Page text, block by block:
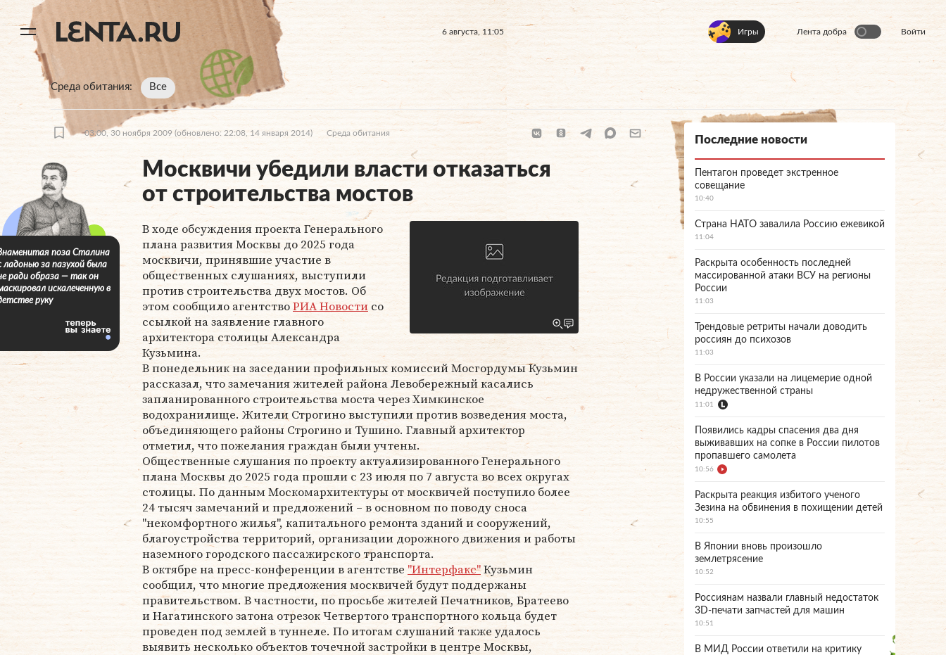
6 августа, 11:05 Игры Лента добра Войти
Среда обитания Все
03:00, 30 ноября 2009 (обновлено: 22:08, 14 января 2014) Среда обитания
Москвичи убедили власти отказаться
от строительства мостов
В ходе обсуждения проекта Генерального
плана развития Москвы до 2025 года
москвичи, принявшие участие в
общественных слушаниях, выступили
против строительства двух мостов. Об
этом сообщило агентствоРИА Новости со
ссылкой на заявление главного
архитектора столицы Александра
Кузьмина.
В понедельник на заседании профильных комиссий Мосгордумы Кузьмин
рассказал, что замечания жителей района Левобережный касались
запланированного строительства моста через Химкинское
водохранилище. Жители Строгино выступили против возведения моста,
объединяющего районы Строгино и Тушино. Главный архитектор
отметил, что пожелания граждан были учтены.
Общественные слушания по проекту актуализированного Генерального
плана Москвы до 2025 года прошли с 23 июля по 7 августа во всех округах
столицы. По данным Москомархитектуры от москвичей поступило более
24 тысяч замечаний и предложений – в основном по поводу сноса
"некомфортного жилья", капитального ремонта зданий и сооружений,
благоустройства территорий, организации дорожного движения и работы
наземного городского пассажирского транспорта.
В октябре на пресс-конференции в агентстве "Интерфакс"Кузьмин
сообщил, что многие предложения москвичей будут поддержаны
правительством. В частности, по просьбе жителей Печатников, Братеево
и Нагатинского затона отрезок Четвертого транспортного кольца будет
проведен под землей в туннеле. По итогам слушаний также удалось
выявить несколько объектов точечной застройки в центре Москвы,
поза Сталина
ладонью за пазухой была
ради образа — так он
искалеченную в
руку
Последние новости
Пентагон проведет экстренное
совещание
10:40
Страна НАТО завалила Россию ежевикой
11:04
Раскрыта особенность последней
массированной атаки ВСУ на регионы
России
11:03
Трендовые ретриты начали доводить
россиян до психозов
11:03
В России указали на лицемерие одной
недружественной страны
11:01
Появились кадры спасения два дня
выживавших на сопке в России пилотов
пропавшего самолета
10:56
Раскрыта реакция избитого ученого
Зезина на обвинения в похищении детей
10:55
В Японии вновь произошло
землетрясение
10:52
Россиянам назвали главный недостаток
3D-печати запчастей для машин
10:51
В МИД России ответили на критику